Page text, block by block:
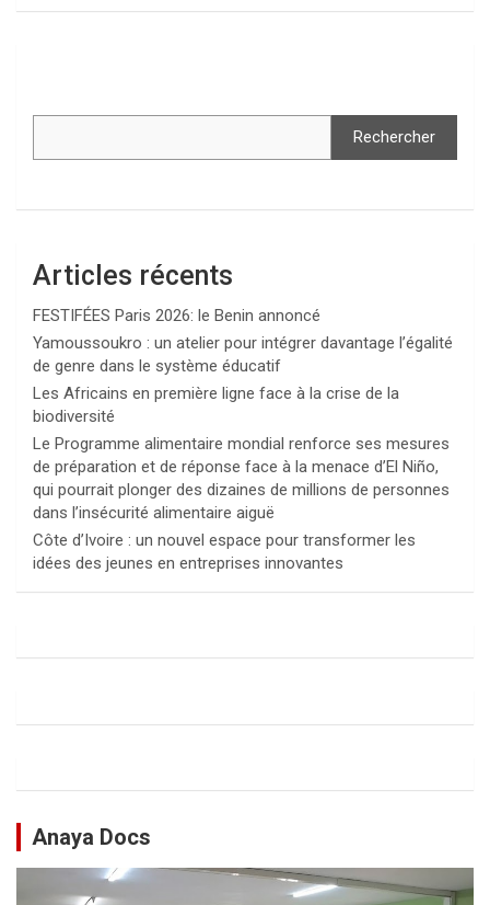
Rechercher
Articles récents
FESTIFÉES Paris 2026: le Benin annoncé
Yamoussoukro : un atelier pour intégrer davantage l’égalité
de genre dans le système éducatif
Les Africains en première ligne face à la crise de la
biodiversité
Le Programme alimentaire mondial renforce ses mesures
de préparation et de réponse face à la menace d’El Niño,
qui pourrait plonger des dizaines de millions de personnes
dans l’insécurité alimentaire aiguë
Côte d’Ivoire : un nouvel espace pour transformer les
idées des jeunes en entreprises innovantes
Anaya Docs